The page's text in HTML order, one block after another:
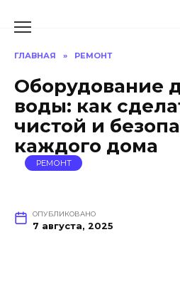
ГЛАВНАЯ » РЕМОНТ
Оборудование
воды: как
чистой и
каждого дома
РЕМОНТ
ОПУБЛИКОВАНО
7 августа, 2025